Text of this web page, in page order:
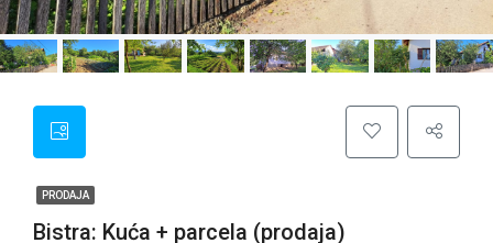
PRODAJA
Bistra: Kuća + parcela (prodaja)